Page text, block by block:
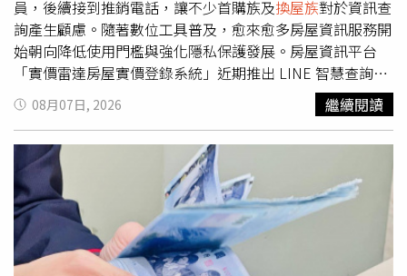
員，後續接到推銷電話，讓不少首購族及換屋族對於資訊查
詢產生顧慮。隨著數位工具普及，愈來愈多房屋資訊服務開
始朝向降低使用門檻與強化隱私保護發展。房屋資訊平台
「實價雷達房屋實價登錄系統」近期推出 LINE 智慧查詢服
務，使用者加入官方 LINE 後，無須另外下載 App，也不需
註冊會員或填寫手機號碼，即可透過定位或輸入地址查詢周
邊房屋實價登錄資訊，希望讓民眾在看屋過程中，能以較低
負擔的方式取得公開資訊。根據平台說明，民眾外出看屋
時，只要透過 LINE 官方帳號傳送目前位置或輸入地址，系
統便會依據政府公開的實價登錄資料，提供附近成交資訊與
行情參考，協助使用者快速了解周邊價格概況。平台表示，
所有查詢資料皆以政府公開資料庫更新內容為依據，實際資
訊仍應以政府最新公告資料為準。實價雷達推LINE查詢工
08月07日, 2026 繼續閱讀